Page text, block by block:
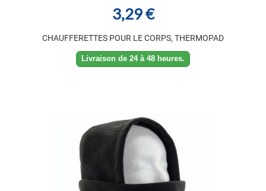
3,29 €
CHAUFFERETTES POUR LE CORPS, THERMOPAD
Livraison de 24 à 48 heures.